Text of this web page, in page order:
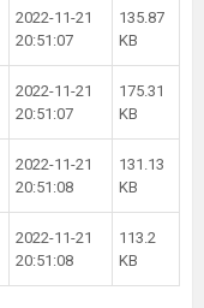
2022-11-21
20:51:07
135.87
KB
2022-11-21
20:51:07
175.31
KB
2022-11-21
20:51:08
131.13
KB
2022-11-21
20:51:08
113.2
KB